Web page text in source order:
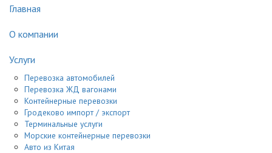
Главная
О компании
Услуги
Перевозка автомобилей
Перевозка ЖД вагонами
Контейнерные перевозки
Гродеково импорт / экспорт
Терминальные услуги
Морские контейнерные перевозки
Авто из Китая